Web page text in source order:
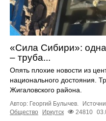
«Сила Сибири»:
– труба...
Опять плохие новости из
национального достояния.
Жигаловского района.
Автор: Георгий Булычев.
Общество
Иркутск 24810